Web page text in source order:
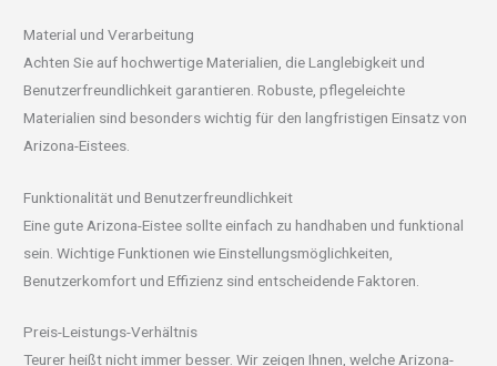
Material und Verarbeitung
Achten Sie auf hochwertige Materialien, die Langlebigkeit und
Benutzerfreundlichkeit garantieren. Robuste, pflegeleichte
Materialien sind besonders wichtig für den langfristigen Einsatz von
Arizona-Eistees.
Funktionalität und Benutzerfreundlichkeit
Eine gute Arizona-Eistee sollte einfach zu handhaben und funktional
sein. Wichtige Funktionen wie Einstellungsmöglichkeiten,
Benutzerkomfort und Effizienz sind entscheidende Faktoren.
Preis-Leistungs-Verhältnis
Teurer heißt nicht immer besser. Wir zeigen Ihnen, welche Arizona-